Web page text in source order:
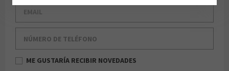
Email
ME GUSTARÍA RECIBIR NOVEDADES